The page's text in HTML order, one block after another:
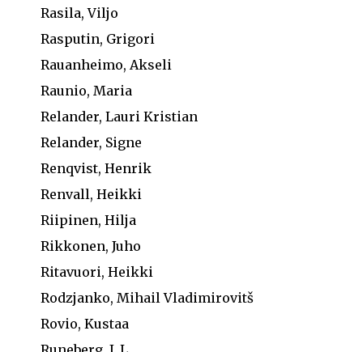
Rasila, Viljo
Rasputin, Grigori
Rauanheimo, Akseli
Raunio, Maria
Relander, Lauri Kristian
Relander, Signe
Renqvist, Henrik
Renvall, Heikki
Riipinen, Hilja
Rikkonen, Juho
Ritavuori, Heikki
Rodzjanko, Mihail Vladimirovitš
Rovio, Kustaa